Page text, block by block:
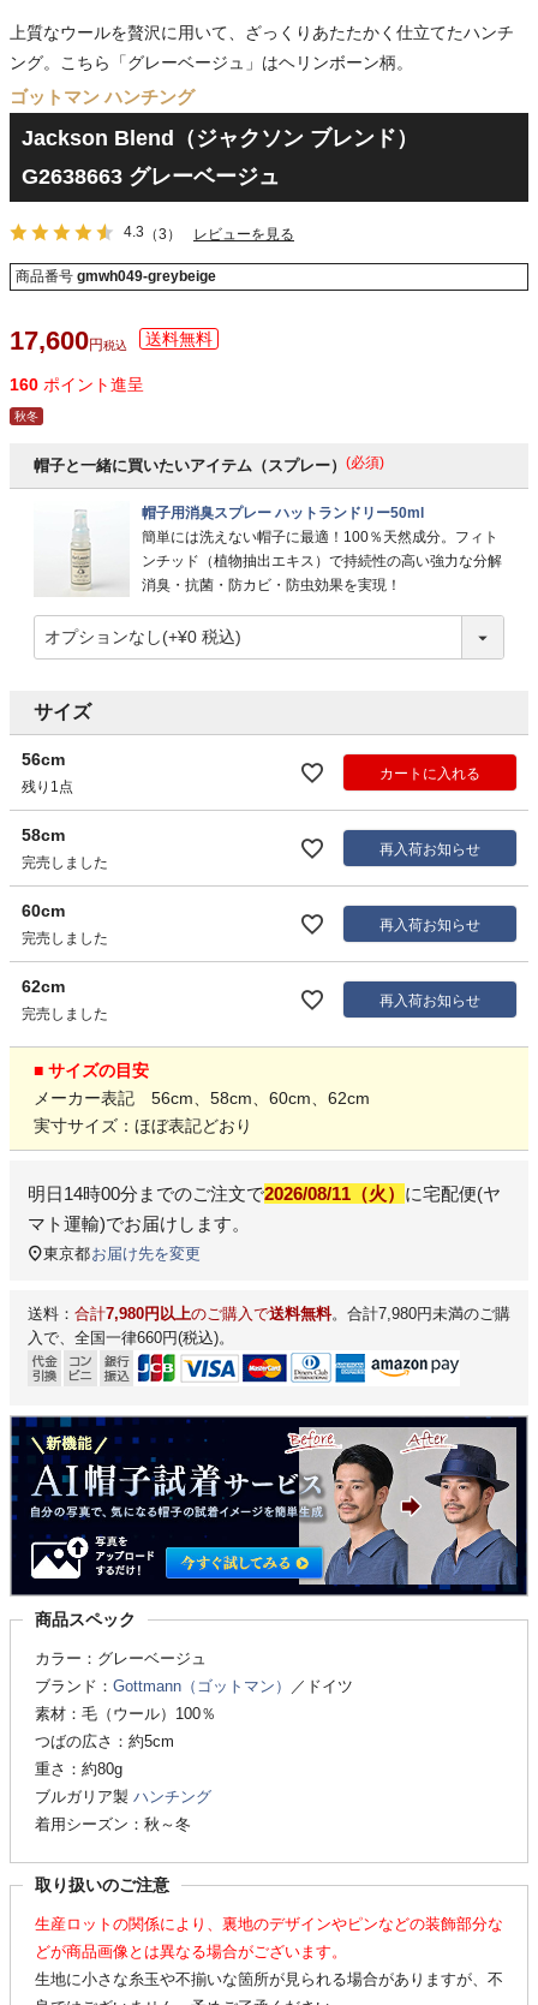
上質なウールを贅沢に用いて、ざっくりあたたかく仕立てたハンチ
ング。こちら「グレーベージュ」はヘリンボーン柄。
ゴットマン ハンチング
Jackson Blend（ジャクソン ブレンド）
G2638663 グレーベージュ
4.3 （3） レビューを見る
商品番号 gmwh049-greybeige
17,600 税込
160 ポイント進呈
秋冬
帽子と一緒に買いたいアイテム（スプレー） (必須)
帽子用消臭スプレー ハットランドリー50ml
簡単には洗えない帽子に最適！100％天然成分。フィト
ンチッド（植物抽出エキス）で持続性の高い強力な分解
消臭・抗菌・防カビ・防虫効果を実現！
サイズ
56cm
残り1点
カートに入れる
58cm
完売しました
再入荷お知らせ
60cm
完売しました
再入荷お知らせ
62cm
完売しました
再入荷お知らせ
■ サイズの目安
メーカー表記 56cm、58cm、60cm、62cm
実寸サイズ：ほぼ表記どおり
明日14時00分 までのご注文で2026/08/11（火） に宅配便(ヤ
マト運輸)でお届けします。
東京都お届け先を変更
送料： 合計7,980円以上のご購入で送料無料。合計7,980円未満のご購
入で、全国一律660円(税込)。
商品スペック
カラー：グレーベージュ
ブランド： Gottmann（ゴットマン）
／ドイツ
素材：毛（ウール）100％
つばの広さ：約5cm
重さ：約80g
ブルガリア製 ハンチング
着用シーズン：秋～冬
取り扱いのご注意
生産ロットの関係により、裏地のデザインやピンなどの装飾部分な
どが商品画像とは異なる場合がございます。
生地に小さな糸玉や不揃いな箇所が見られる場合がありますが、不